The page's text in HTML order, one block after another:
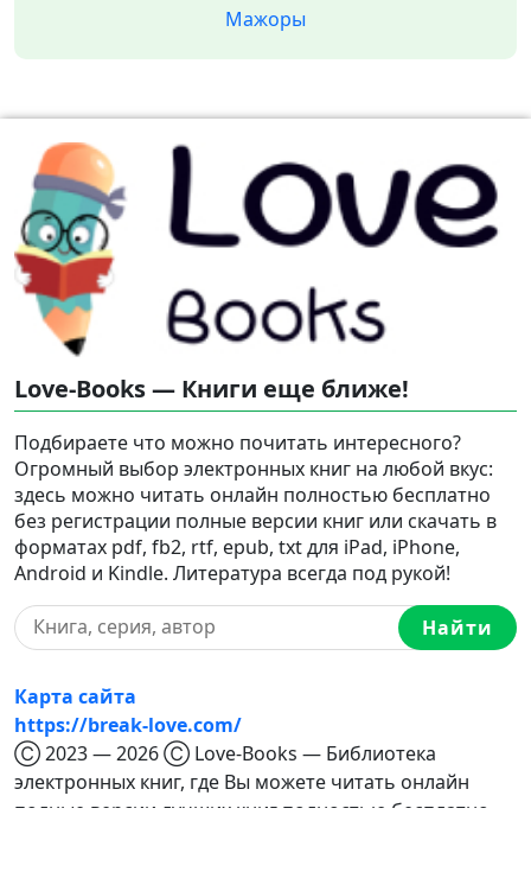
Мажоры
Love-Books — Книги еще ближе!
Подбираете что можно почитать интересного?
Огромный выбор электронных книг на любой вкус:
здесь можно читать онлайн полностью бесплатно
без регистрации полные версии книг или скачать в
форматах pdf, fb2, rtf, epub, txt для iPad, iPhone,
Android и Kindle. Литература всегда под рукой!
Найти
Карта сайта
https://break-love.com/
Ⓒ 2023 — 2026 Ⓒ Love-Books — Библиотека
электронных книг, где Вы можете читать онлайн
полные версии лучших книг полностью бесплатно